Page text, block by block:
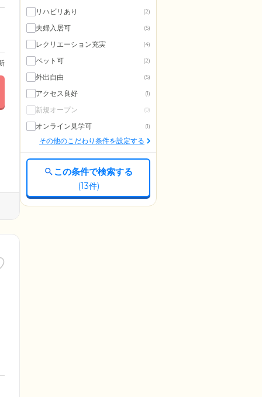
リハビリあり (2)
夫婦入居可 (5)
レクリエーション充実 (4)
ペット可 (2)
外出自由 (5)
アクセス良好 (1)
新規オープン (0)
オンライン見学可 (1)
その他のこだわり条件を設定する
この条件で検索する
(13件)